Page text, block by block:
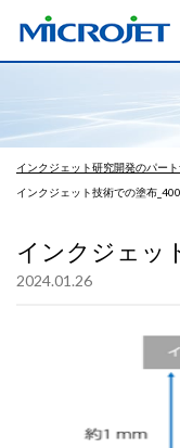
インクジェット研究開発のパー
インクジェット技術での塗布
インクジェッ
2024.01.26